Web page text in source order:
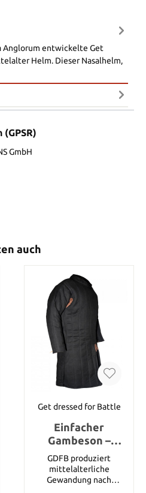
Anglorum entwickelte Get
Helm. Dieser Nasalhelm,
GmbH
auch
Get dressed for Battle
Einfacher
Gambeson –
schwarz, Größe M
GDFB produziert
mittelalterliche
Gewandung nach